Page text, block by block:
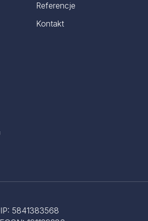
Referencje
Kontakt
5841383568